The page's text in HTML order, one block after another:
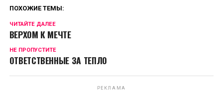
ПОХОЖИЕ ТЕМЫ:
ЧИТАЙТЕ ДАЛЕЕ
ВЕРХОМ К МЕЧТЕ
НЕ ПРОПУСТИТЕ
ОТВЕТСТВЕННЫЕ ЗА ТЕПЛО
РЕКЛАМА